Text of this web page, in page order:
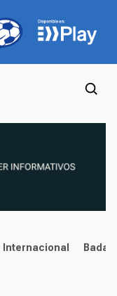
Internacional